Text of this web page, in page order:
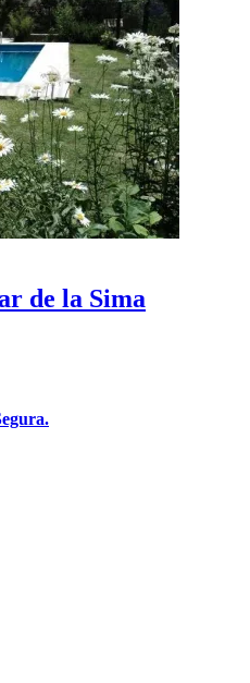
de la Sima